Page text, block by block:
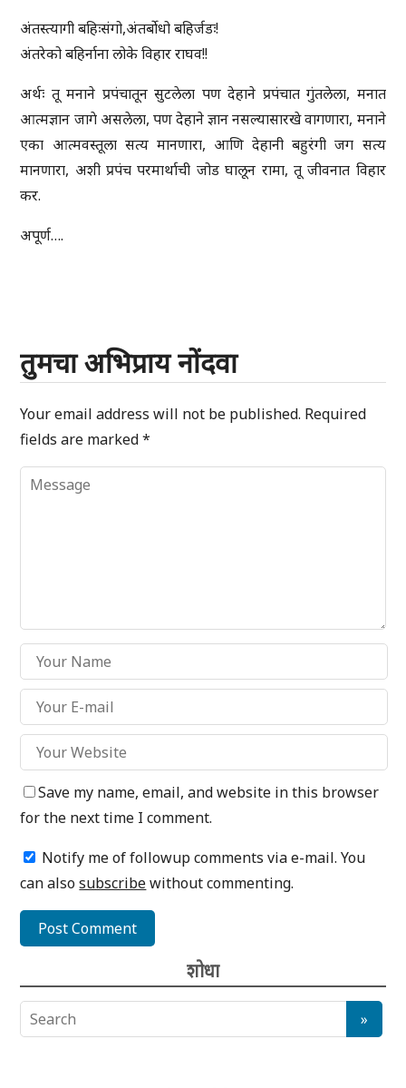
अंतस्त्यागी बहिःसंगो,अंतर्बोधो बहिर्जडः!
अंतरेको बहिर्नाना लोके विहार राघव!!
अर्थः तू मनाने प्रपंचातून सुटलेला पण देहाने प्रपंचात गुंतलेला, मनात
आत्मज्ञान जागे असलेला, पण देहाने ज्ञान नसल्यासारखे वागणारा, मनाने
एका आत्मवस्तूला सत्य मानणारा, आणि देहानी बहुरंगी जग सत्य
मानणारा, अशी प्रपंच परमार्थाची जोड घालून रामा, तू जीवनात विहार
कर.
अपूर्ण….
तुमचा अभिप्राय नोंदवा
Your email address will not be published. Required
fields are marked*
Save my name, email, and website in this browser
for the next time I comment.
Notify me of followup comments via e-mail. You
can alsosubscribewithout commenting.
शोधा